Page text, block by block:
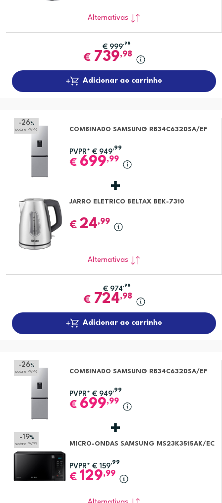
Alternativas
€ 999,98
€ 739,98
Adicionar ao carrinho
-26%
sobre PVPR COMBINADO SAMSUNG RB34C632DSA/EF
PVPR* € 949
,99
€ 699,99
JARRO ELETRICO BELTAX BEK-7310
€ 24,99
Alternativas
€ 974,98
€ 724,98
Adicionar ao carrinho
-26%
sobre PVPR COMBINADO SAMSUNG RB34C632DSA/EF
PVPR* € 949
,99
€ 699,99
-19%
sobre PVPR MICRO-ONDAS SAMSUNG MS23K3515AK/EC
PVPR* € 159
,99
€ 129,99